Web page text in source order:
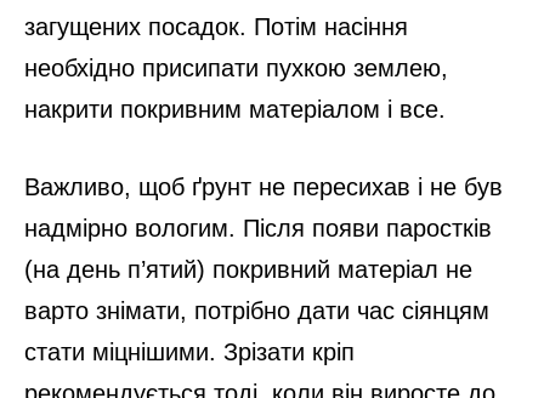
загущених посадок. Потім насіння
необхідно присипати пухкою землею,
накрити покривним матеріалом і все.
Важливо, щоб ґрунт не пересихав і не був
надмірно вологим. Після появи паростків
(на день п’ятий) покривний матеріал не
варто знімати, потрібно дати час сіянцям
стати міцнішими. Зрізати кріп